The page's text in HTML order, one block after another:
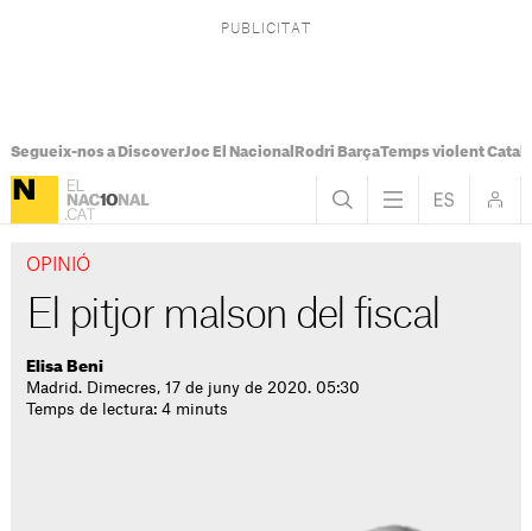
Segueix-nos a DiscoverJoc El Nacional Rodri BarçaTemps violent
OPINIÓ
El pitjor malson del fiscal
Elisa Beni
Madrid. Dimecres, 17 de juny de 2020. 05:30
Temps de lectura: 4 minuts